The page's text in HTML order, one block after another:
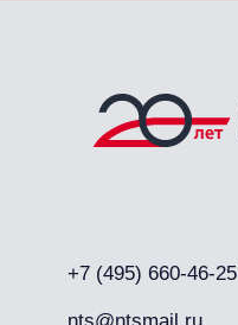
+7 (495) 660-46-25